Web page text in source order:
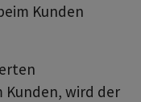
Kunden
Kunden, wird der